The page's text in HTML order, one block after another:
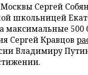
Сергей
школьницей
максимальные 500
Сергей Кравцов
Владимиру